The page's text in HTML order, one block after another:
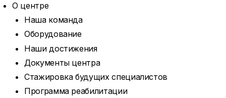
О центре
Наша команда
Оборудование
Наши достижения
Документы центра
Стажировка будущих специалистов
Программа реабилитации